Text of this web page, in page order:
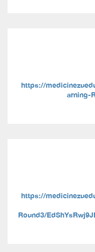
https://
arning-
https://
Round3/